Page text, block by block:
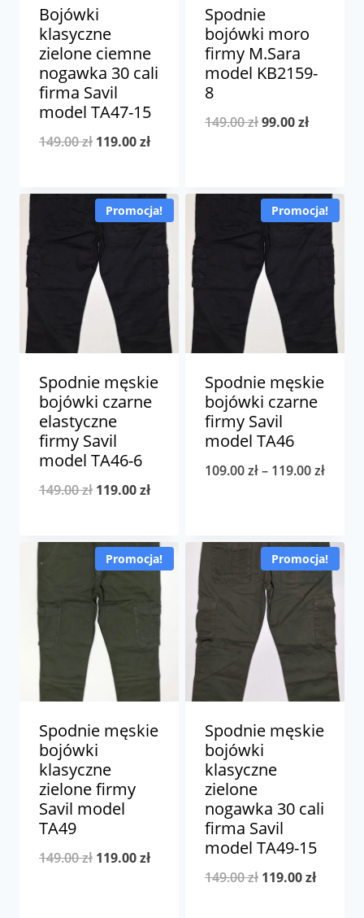
Bojówki
klasyczne
zielone ciemne
nogawka 30 cali
firma Savil
model TA47-15
149.00zł Pierwotna
wynosiła:
149.00 zł.
119.00złAktualna
wynosi:
119.00 zł.
Spodnie
bojówki moro
firmy M.Sara
model KB2159-
8
149.00złPierwotna
149.00 zł.
99.00złAktualna
99.00 zł.
Promocja!
Spodnie męskie
bojówki czarne
elastyczne
firmy Savil
model TA46-6
149.00zł Pierwotna
wynosiła:
149.00 zł.
119.00złAktualna
wynosi:
119.00 zł.
Promocja!
Spodnie męskie
bojówki czarne
firmy Savil
model TA46
109.00zł– 119.00zł
do
Promocja!
Spodnie męskie
bojówki
klasyczne
zielone firmy
Savil model
TA49
149.00zł Pierwotna
119.00złAktualna
Promocja!
Spodnie męskie
bojówki
klasyczne
zielone
nogawka 30 cali
firma Savil
model TA49-15
149.00zł Pierwotna
119.00zł